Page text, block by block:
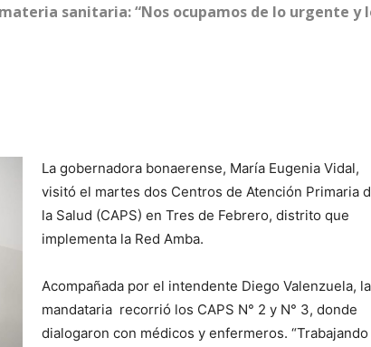
sanitaria: “Nos ocupamos de lo urgente y
La gobernadora bonaerense, María Eugenia Vidal,
visitó el martes dos Centros de Atención Primaria
la Salud (CAPS) en Tres de Febrero, distrito que
implementa la Red Amba.
Acompañada por el intendente Diego Valenzuela, la
mandataria recorrió los CAPS N° 2 y N° 3, donde
dialogaron con médicos y enfermeros. “Trabajando